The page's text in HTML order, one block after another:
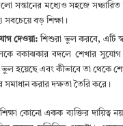
সন্তানের মধ্যেও সহজে
বড় শিক্ষা।
দেওয়া: শিশুরা ভুল করবে, এটি
বকাঝকার বদলে শেখার সুযোগ
হয়েছে এবং কীভাবে তা থেকে
সমাধান করার দক্ষতা তৈরি করে।
কোনো একক ব্যক্তির দায়িত্ব